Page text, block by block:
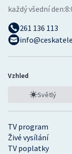
TV program
Živé vysílání
TV poplatky
každý všední den:
261 136 113
Vzhled
Světlý